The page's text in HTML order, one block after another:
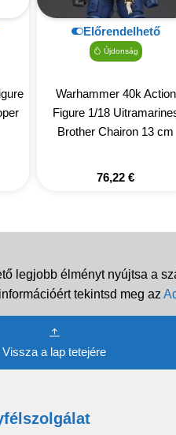
Előrendelhető
Újdonság
Warhammer 40k Action
Figure 1/18
Brother Chairon 13 cm
76,22 €
legjobb élményt nyújtsa a
tekintsd meg az
Vissza a lap tetejére